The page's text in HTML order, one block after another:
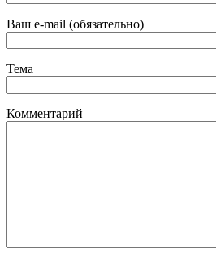
Ваш e-mail (обязательно)
Тема
Комментарий